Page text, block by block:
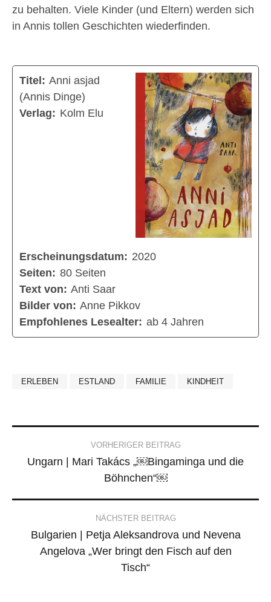
zu behalten. Viele Kinder (und Eltern) werden sich
in Annis tollen Geschichten wiederfinden.
Titel: Anni asjad
(Annis Dinge)
Verlag: Kolm Elu
Erscheinungsdatum: 2020
Seiten: 80 Seiten
Text von: Anti Saar
Bilder von: Anne Pikkov
Empfohlenes Lesealter: ab 4 Jahren
ERLEBEN ESTLAND FAMILIE KINDHEIT
navigation
VORHERIGER BEITRAG
Ungarn | Mari Takács „￼Bingaminga und die
Böhnchen“￼
NÄCHSTER BEITRAG
Bulgarien | Petja Aleksandrova und Nevena
Angelova „Wer bringt den Fisch auf den
Tisch“